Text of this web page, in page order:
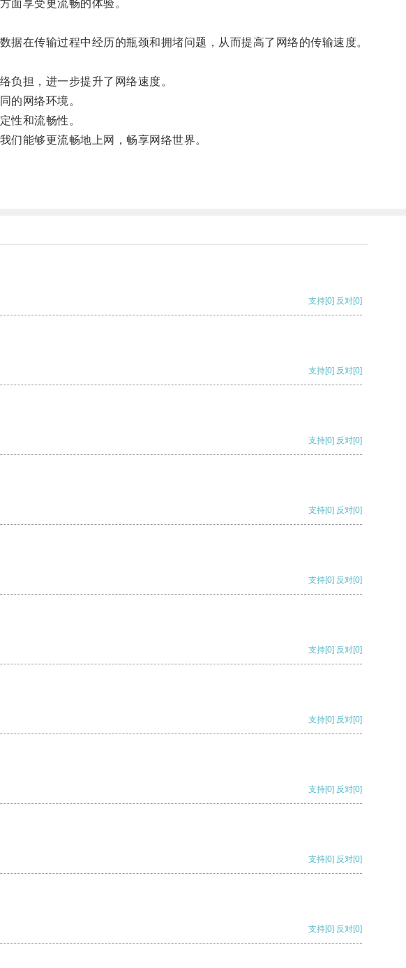
享受更流畅的体验。
在传输过程中经历的瓶颈和拥堵问题，从而提高了网络的传输速度。
担，进一步提升了网络速度。
的网络环境。
性和流畅性。
能够更流畅地上网，畅享网络世界。
支持[0] 反对[0]
支持[0] 反对[0]
支持[0] 反对[0]
支持[0] 反对[0]
支持[0] 反对[0]
支持[0] 反对[0]
支持[0] 反对[0]
支持[0] 反对[0]
支持[0] 反对[0]
支持[0] 反对[0]